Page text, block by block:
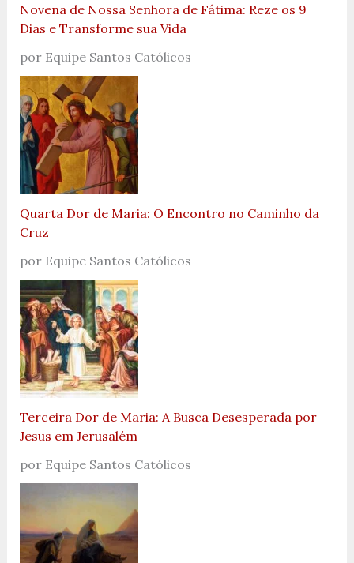
Novena de Nossa Senhora de Fátima: Reze os 9
Dias e Transforme sua Vida
por Equipe Santos Católicos
Quarta Dor de Maria: O Encontro no Caminho da
Cruz
por Equipe Santos Católicos
Terceira Dor de Maria: A Busca Desesperada por
Jesus em Jerusalém
por Equipe Santos Católicos